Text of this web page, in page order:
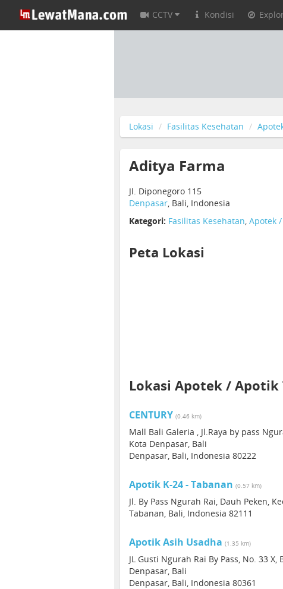
CCTV Kondisi
Lokasi Fasilitas Kesehatan
Aditya Farma
Jl. Diponegoro 115
Denpasar, Bali, Indonesia
Kategori: Fasilitas Kesehatan, Apotek
Peta Lokasi
Lokasi Apotek / Apotik
CENTURY (0.46 km)
Mall Bali Galeria , Jl.Raya by pass
Kota Denpasar, Bali
Denpasar, Bali, Indonesia 80222
Apotik K-24 - Tabanan (0.57 km)
Jl. By Pass Ngurah Rai, Dauh Peken,
Tabanan, Bali, Indonesia 82111
Apotik Asih Usadha (1.35 km)
JL Gusti Ngurah Rai By Pass, No. 33
Denpasar, Bali
Denpasar, Bali, Indonesia 80361